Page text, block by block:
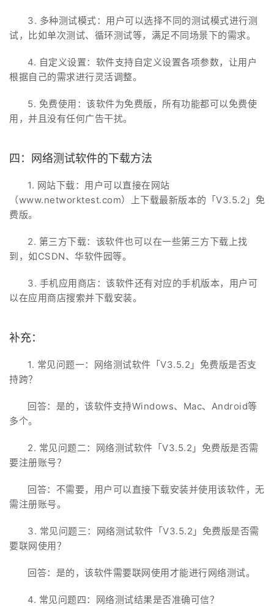
3. 多种测试模式：用户可以选择不同的测试模式进行测
试，比如单次测试、循环测试等，满足不同场景下的需求。
4. 自定义设置：软件支持自定义设置各项参数，让用户
根据自己的需求进行灵活调整。
5. 免费使用：该软件为免费版，所有功能都可以免费使
用，并且没有任何广告干扰。
四：网络测试软件的下载方法
1. 网站下载：用户可以直接在网站
（www.networktest.com）上下载最新版本的「V3.5.2」免
费版。
2. 第三方下载：该软件也可以在一些第三方下载上找
到，如CSDN、华软件园等。
3. 手机应用商店：该软件还有对应的手机版本，用户可
以在应用商店搜索并下载安装。
补充：
1. 常见问题一：网络测试软件「V3.5.2」免费版是否支
持跨？
回答：是的，该软件支持Windows、Mac、Android等
多个。
2. 常见问题二：网络测试软件「V3.5.2」免费版是否需
要注册账号？
回答：不需要，用户可以直接下载安装并使用该软件，无
需注册账号。
3. 常见问题三：网络测试软件「V3.5.2」免费版是否需
要联网使用？
回答：是的，该软件需要联网使用才能进行网络测试。
4. 常见问题四：网络测试结果是否准确可信？